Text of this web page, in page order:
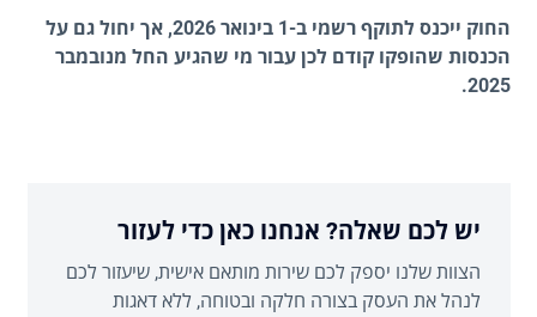
החוק ייכנס לתוקף רשמי ב-1 בינואר 2026, אך יחול גם על
הכנסות שהופקו קודם לכן עבור מי שהגיע החל מנובמבר
2025.
יש לכם שאלה? אנחנו כאן כדי לעזור
הצוות שלנו יספק לכם שירות מותאם אישית, שיעזור לכם
לנהל את העסק בצורה חלקה ובטוחה, ללא דאגות